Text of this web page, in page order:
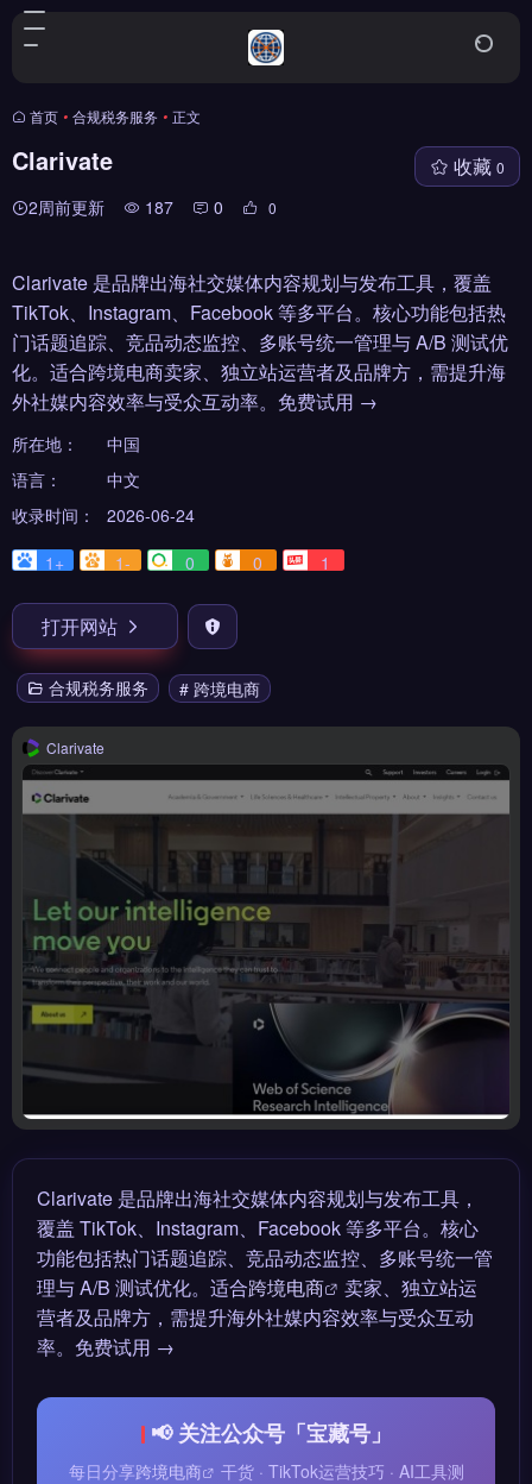
首页 • 合规税务服务 • 正文
Clarivate
2周前更新 187 0 0
收藏 0
Clarivate 是品牌出海社交媒体内容规划与发布工具，覆盖
TikTok、Instagram、Facebook 等多平台。核心功能包括热
门话题追踪、竞品动态监控、多账号统一管理与 A/B 测试优
化。适合跨境电商卖家、独立站运营者及品牌方，需提升海
外社媒内容效率与受众互动率。免费试用 →
所在地：
中国
语言：
中文
收录时间：
2026-06-24
1+
1- 0 0 1
打开网站
合规税务服务 # 跨境电商
Clarivate
Clarivate 是品牌出海社交媒体内容规划与发布工具，
覆盖 TikTok、Instagram、Facebook 等多平台。核心
功能包括热门话题追踪、竞品动态监控、多账号统一管
理与 A/B 测试优化。适合跨境电商
卖家、独立站运
营者及品牌方，需提升海外社媒内容效率与受众互动
率。免费试用 →
📢 关注公众号「宝藏号」
每日分享跨境电商
干货 · TikTok运营技巧 · AI工具测